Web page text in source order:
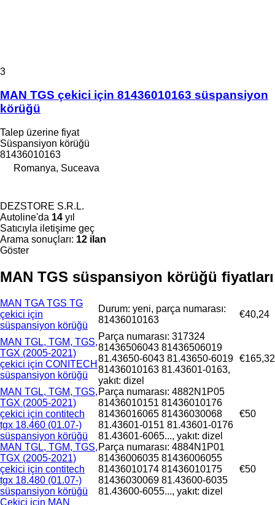
3
MAN TGS çekici için 81436010163 süspansiyon
körüğü
Talep üzerine fiyat
Süspansiyon körüğü
81436010163
Romanya, Suceava
DEZSTORE S.R.L.
Autoline'da 14 yıl
Satıcıyla iletişime geç
Arama sonuçları: 12 ilan
Göster
MAN TGS süspansiyon körüğü fiyatları
MAN TGA TGS TG
çekici için
süspansiyon körüğü
Durum: yeni, parça numarası:
81436010163
€40,24
MAN TGL, TGM, TGS,
TGX (2005-2021)
çekici için CONITECH
süspansiyon körüğü
Parça numarası: 317324
81436506043 81436506019
81.43650-6043 81.43650-6019
81436010163 81.43601-0163,
yakıt: dizel
€165,32
MAN TGL, TGM, TGS,
TGX (2005-2021)
çekici için contitech
tgx 18.460 (01.07-)
süspansiyon körüğü
Parça numarası: 4882N1P05
81436010151 81436010176
81436016065 81436030068
81.43601-0151 81.43601-0176
81.43601-6065..., yakıt: dizel
€50
MAN TGL, TGM, TGS,
TGX (2005-2021)
çekici için contitech
tgx 18.480 (01.07-)
süspansiyon körüğü
Parça numarası: 4884N1P01
81436006035 81436006055
81436010174 81436010175
81436030069 81.43600-6035
81.43600-6055..., yakıt: dizel
€50
Çekici için MAN